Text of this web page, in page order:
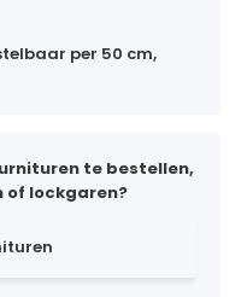
per 50 cm,
te bestellen,
of lockgaren?